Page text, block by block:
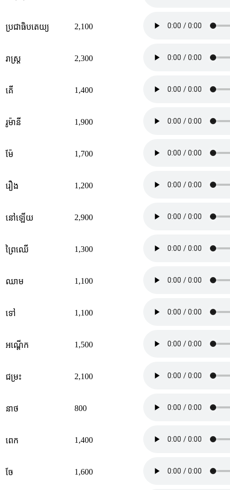
ប្រជាធិបតេយ្យ 2,100
រាស្ត្រ 2,300
គើ 1,400
រូម៉ានី 1,900
ម៉ែ 1,700
រឿង 1,200
នៅឡើយ 2,900
ព្រៃឈើ 1,300
ឈាម 1,100
ទៅ 1,100
អណ្ដើក 1,500
ជម្រះ 2,100
នាថ 800
ពេក 1,400
ចែ 1,600